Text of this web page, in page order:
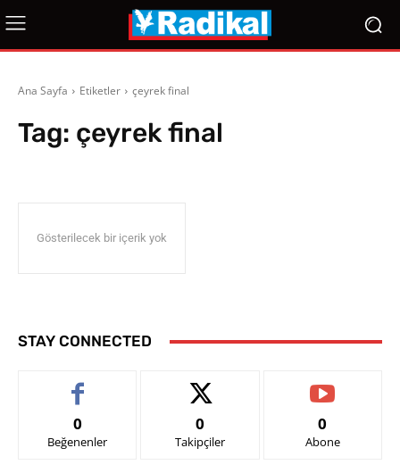
Ana Sayfa Etiketler çeyrek final
Tag: çeyrek final
Gösterilecek bir içerik yok
STAY CONNECTED
0
Beğenenler
0
Takipçiler
0
Abone